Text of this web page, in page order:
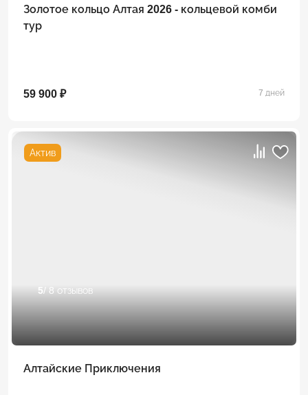
Золотое кольцо Алтая 2026 - кольцевой комби
тур
59 900 ₽ 7 дней
Актив
5/ 8 отзывов
Алтайские Приключения